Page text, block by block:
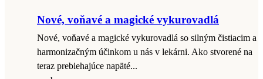
Nové, voňavé a magické vykurovadlá
Nové, voňavé a magické vykurovadlá so silným čistiacim a
harmonizačným účinkom u nás v lekárni. Ako stvorené na
teraz prebiehajúce napäté...